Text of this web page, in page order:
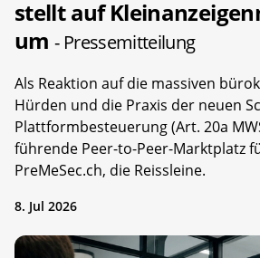
stellt auf
um- Pressemitteilung
Als Reaktion auf die massiven
Hürden und die Praxis der neuen
Plattformbesteuerung (Art. 20a
führende Peer-to-Peer-Marktplatz
PreMeSec.ch, die Reissleine.
8. Jul 2026